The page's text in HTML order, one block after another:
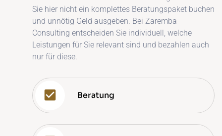
Sie hier nicht ein komplettes Beratungspaket buchen
und unnötig Geld ausgeben. Bei Zaremba
Consulting entscheiden Sie individuell, welche
Leistungen für Sie relevant sind und bezahlen auch
nur für diese.
Beratung